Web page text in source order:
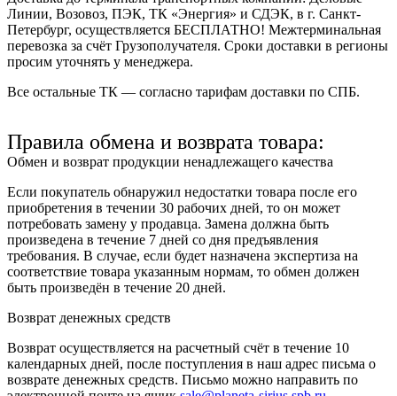
Линии, Возовоз, ПЭК, ТК «Энергия» и СДЭК, в г. Санкт-
Петербург, осуществляется БЕСПЛАТНО! Межтерминальная
перевозка за счёт Грузополучателя. Сроки доставки в регионы
просим уточнять у менеджера.
Все остальные ТК — согласно тарифам доставки по СПБ.
Правила обмена и возврата товара:
Обмен и возврат продукции ненадлежащего качества
Если покупатель обнаружил недостатки товара после его
приобретения в течении 30 рабочих дней, то он может
потребовать замену у продавца. Замена должна быть
произведена в течение 7 дней со дня предъявления
требования. В случае, если будет назначена экспертиза на
соответствие товара указанным нормам, то обмен должен
быть произведён в течение 20 дней.
Возврат денежных средств
Возврат осуществляется на расчетный счёт в течение 10
календарных дней, после поступления в наш адрес письма о
возврате денежных средств. Письмо можно направить по